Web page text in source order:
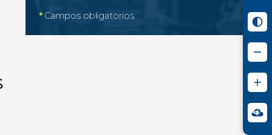
*Campos obligatorios